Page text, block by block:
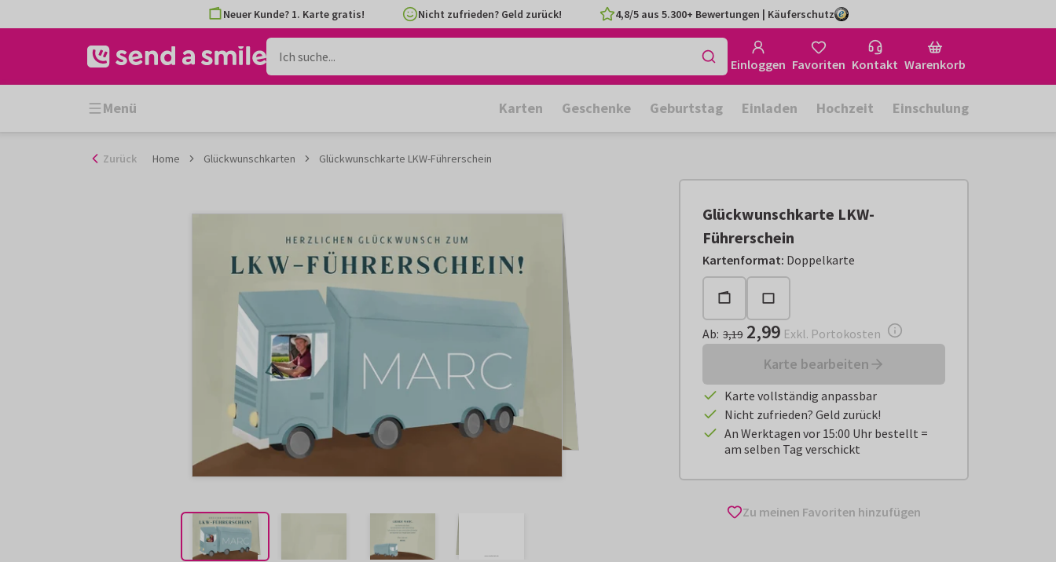
Inhalt
Neuer Kunde? 1. Karte gratis! Nicht zufrieden? Geld zurück! 4,8/5 aus 5.300+ Bewertungen | Käuferschutz
Einloggen Favoriten Kontakt Warenkorb
Menü Karten Geschenke Geburtstag Einladen Hochzeit Einschulung
Zurück Home Glückwunschkarten Glückwunschkarte LKW-Führerschein
Glückwunschkarte LKW-
Führerschein
Kartenformat: Doppelkarte
Ab:€ 2,99Exkl. Portokosten
Ab: 3,19 2,99 Exkl. Portokosten
Karte bearbeiten
Karte vollständig anpassbar
Nicht zufrieden? Geld zurück!
An Werktagen vor 15:00 Uhr bestellt =
am selben Tag verschickt
Zu meinen Favoriten hinzufügen